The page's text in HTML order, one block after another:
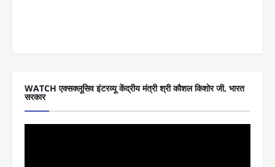
WATCH एक्सक्लूसिव इंटरव्यू केंद्रीय मंत्री श्री कौशल किशोर जी, भारत
सरकार